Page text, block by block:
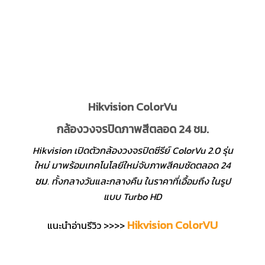
Hikvision ColorVu
กล้องวงจรปิดภาพสีตลอด 24 ชม.
Hikvision เปิดตัวกล้องวงจรปิดซีรีย์ ColorVu 2.0 รุ่น
ใหม่ มาพร้อมเทคโนโลยีใหม่จับภาพสีคมชัดตลอด 24
ชม. ทั้งกลางวันและกลางคืน ในราคาที่เอื้อมถึง ในรูป
แบบ Turbo HD
แนะนำอ่านรีวิว >>>> Hikvision ColorVU